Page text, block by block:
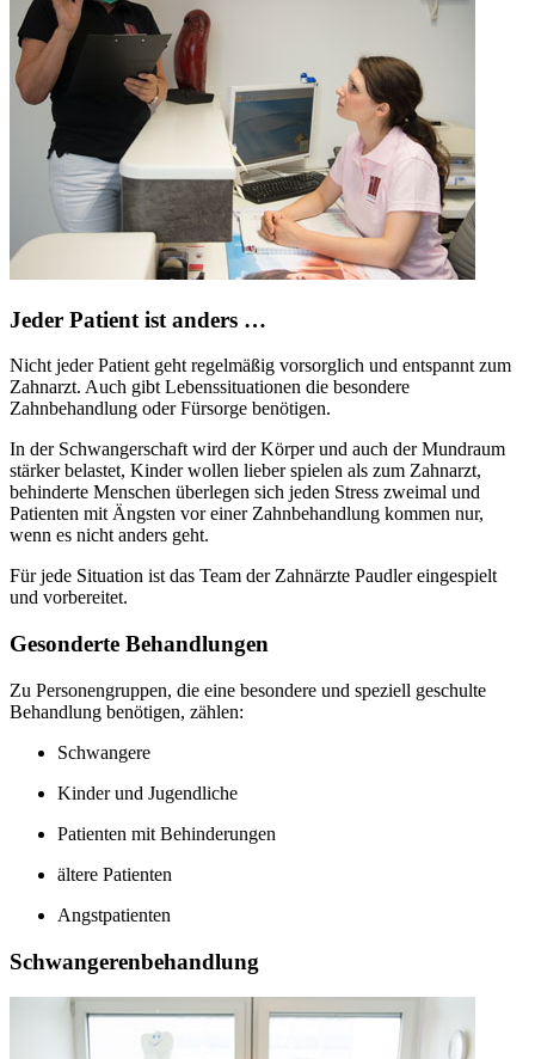
Jeder Patient ist anders …
Nicht jeder Patient geht regelmäßig vorsorglich und entspannt zum
Zahnarzt. Auch gibt Lebenssituationen die besondere
Zahnbehandlung oder Fürsorge benötigen.
In der Schwangerschaft wird der Körper und auch der Mundraum
stärker belastet, Kinder wollen lieber spielen als zum Zahnarzt,
behinderte Menschen überlegen sich jeden Stress zweimal und
Patienten mit Ängsten vor einer Zahnbehandlung kommen nur,
wenn es nicht anders geht.
Für jede Situation ist das Team der Zahnärzte Paudler eingespielt
und vorbereitet.
Gesonderte Behandlungen
Zu Personengruppen, die eine besondere und speziell geschulte
Behandlung benötigen, zählen:
Schwangere
Kinder und Jugendliche
Patienten mit Behinderungen
ältere Patienten
Angstpatienten
Schwangerenbehandlung